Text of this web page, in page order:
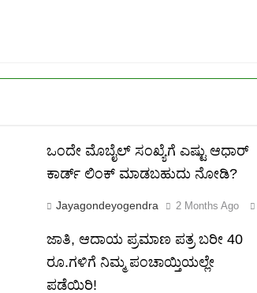
ಒಂದೇ ಮೊಬೈಲ್ ಸಂಖ್ಯೆಗೆ ಎಷ್ಟು ಆಧಾರ್
ಕಾರ್ಡ್ ಲಿಂಕ್ ಮಾಡಬಹುದು ನೋಡಿ?
Jayagondeyogendra 2 Months Ago
ಜಾತಿ, ಆದಾಯ ಪ್ರಮಾಣ ಪತ್ರ ಬರೀ 40
ರೂ.ಗಳಿಗೆ ನಿಮ್ಮ ಪಂಚಾಯ್ತಿಯಲ್ಲೇ
ಪಡೆಯಿರಿ!